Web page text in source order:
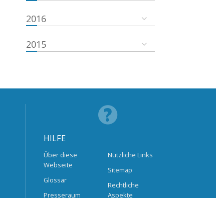
2016
2015
HILFE
Über diese
Webseite
Glossar
Presseraum
Nützliche Links
Sitemap
Rechtliche
Aspekte